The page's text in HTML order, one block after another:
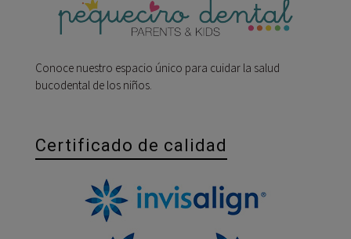
Conoce nuestro espacio único para cuidar la salud
bucodental de los niños.
Certificado de calidad